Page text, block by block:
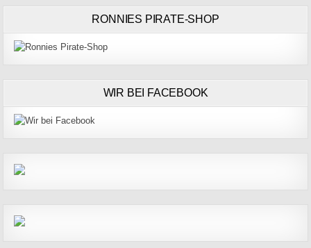
RONNIES PIRATE-SHOP
WIR BEI FACEBOOK